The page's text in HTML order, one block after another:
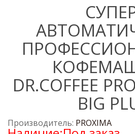
DR.COFFEE
BIG
Производитель: PROXIMA